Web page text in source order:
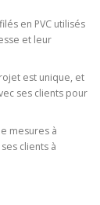
en PVC utilisés
et leur
est unique, et
ses clients pour
mesures à
clients à